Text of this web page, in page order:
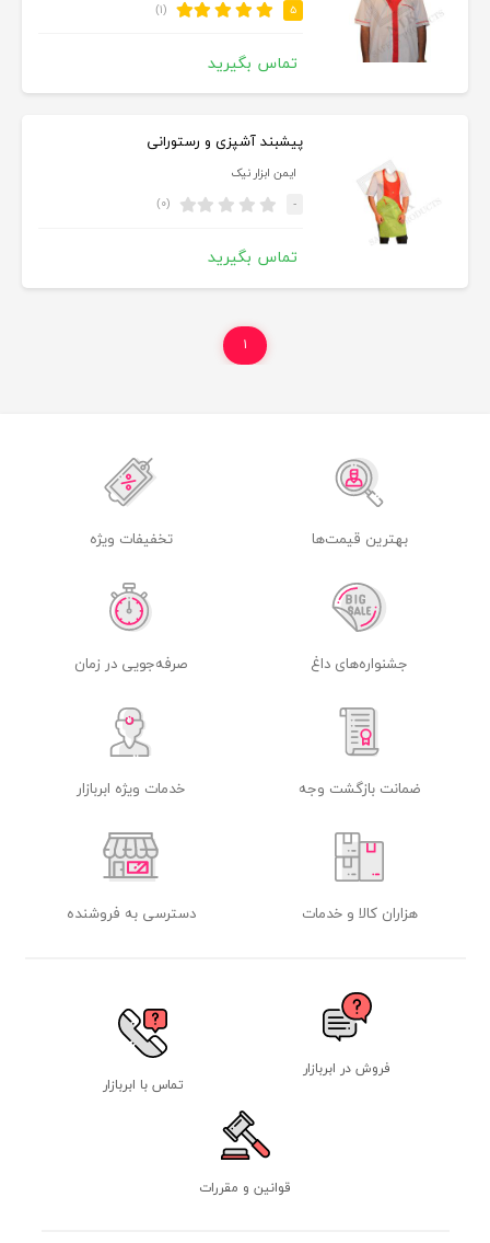
۵ (۱)
تماس بگیرید
پیشبند آشپزی و رستورانی
ایمن ابزار نیک
- (۰)
تماس بگیرید
۱
بهترین قیمت‌ها تخفیفات ویژه
جشنواره‌های داغ صرفه‌جویی در زمان
ضمانت بازگشت وجه خدمات ویژه ابربازار
هزاران کالا و خدمات دسترسی به فروشنده
فروش در ابربازار
تماس با ابربازار
قوانین و مقررات